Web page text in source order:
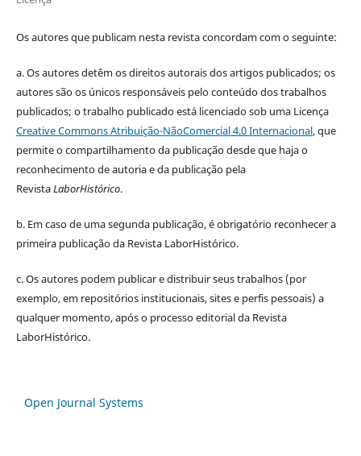
Os autores que publicam nesta revista concordam com o seguinte:
a.Os autores detêm os direitos autorais dos artigos publicados; os
autores são os únicos responsáveis pelo conteúdo dos trabalhos
publicados; o trabalho publicado está licenciado sob uma Licença
Creative Commons Atribuição-NãoComercial 4.0 Internacional, que
permite o compartilhamento da publicação desde que haja o
reconhecimento de autoria e da publicação pela
RevistaLaborHistórico.
b. Em caso de uma segunda publicação, é obrigatório reconhecer a
primeira publicação da Revista LaborHistórico.
c. Os autores podem publicar e distribuir seus trabalhos (por
exemplo, em repositórios institucionais, sites e perfis pessoais) a
qualquer momento, após o processo editorial da Revista
LaborHistórico.
Open Journal Systems